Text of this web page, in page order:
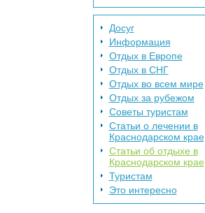
Досуг
Информация
Отдых в Европе
Отдых в СНГ
Отдых во всем мире
Отдых за рубежом
Советы туристам
Статьи о лечении в
Краснодарском крае
Статьи об отдыхе в
Краснодарском крае
Туристам
Это интересно